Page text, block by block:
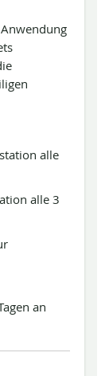
alle
alle 3
an